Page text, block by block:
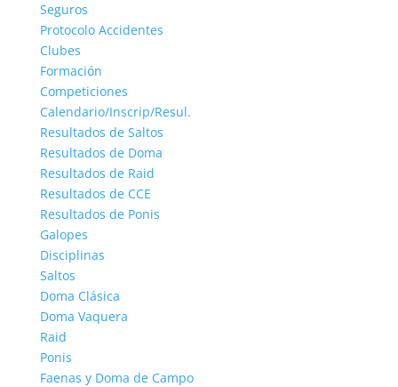
Seguros
Protocolo Accidentes
Clubes
Formación
Competiciones
Calendario/Inscrip/Resul.
Resultados de Saltos
Resultados de Doma
Resultados de Raid
Resultados de CCE
Resultados de Ponis
Galopes
Disciplinas
Saltos
Doma Clásica
Doma Vaquera
Raid
Ponis
Faenas y Doma de Campo